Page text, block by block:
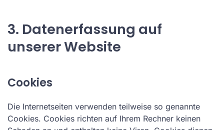
3. Datenerfassung auf
unserer Website
Cookies
Die Internetseiten verwenden teilweise so genannte
Cookies. Cookies richten auf Ihrem Rechner keinen